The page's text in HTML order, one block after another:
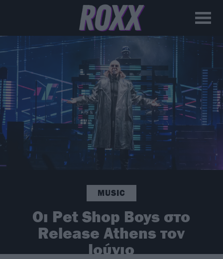
MUSIC
Οι Pet Shop Boys στο
Release Athens τον
Ιούνιο